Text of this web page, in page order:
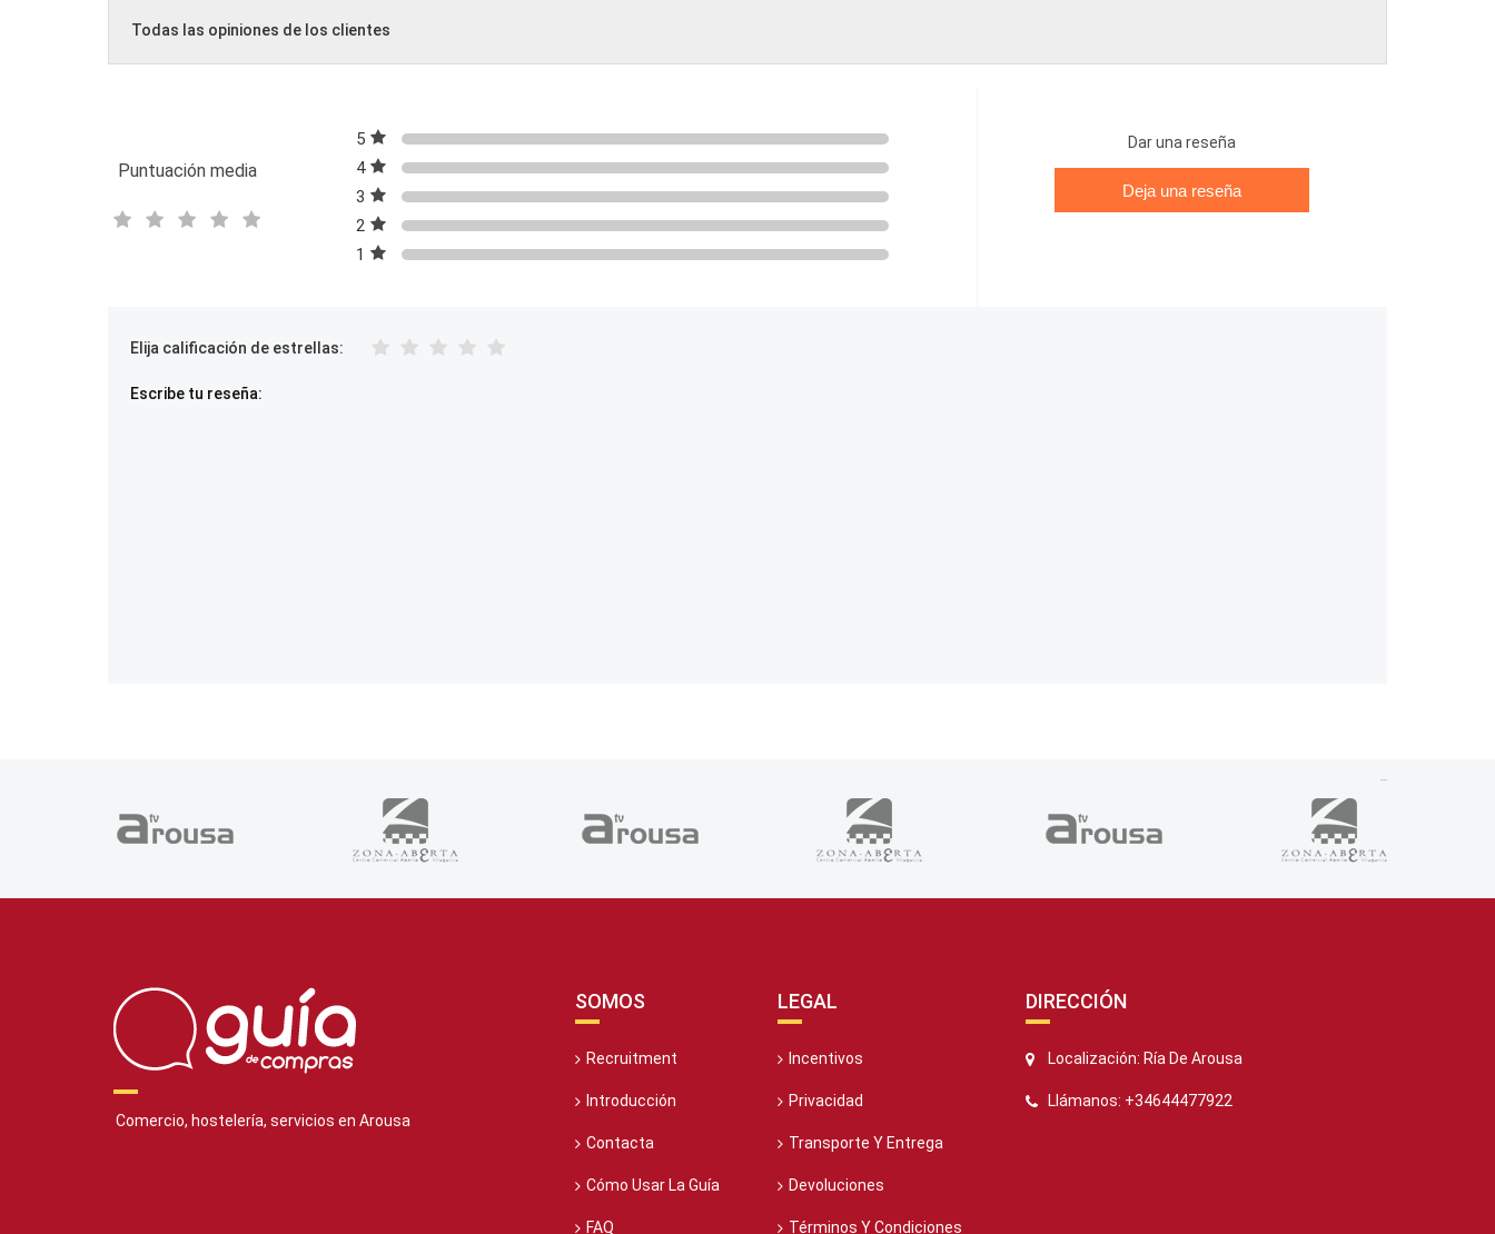
Todas las opiniones de los clientes
Puntuación media
5
4
3
2
1
Dar una reseña
Deja una reseña
Elija calificación de estrellas:
Escribe tu reseña:
Comercio, hostelería, servicios en Arousa
SOMOS
Recruitment
Introducción
Contacta
Cómo Usar La Guía
FAQ
LEGAL
Incentivos
Privacidad
Transporte Y Entrega
Devoluciones
Términos Y Condiciones
DIRECCIÓN
Localización: Ría De Arousa
Llámanos: +34644477922